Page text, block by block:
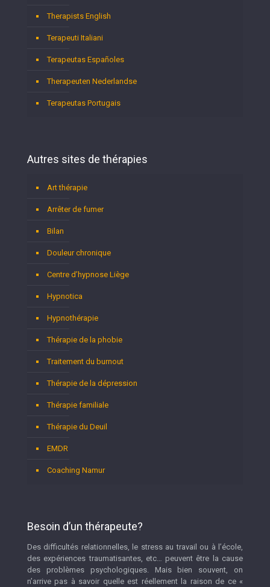
Therapists English
Terapeuti Italiani
Terapeutas Españoles
Therapeuten Nederlandse
Terapeutas Portugais
Autres sites de thérapies
Art thérapie
Arrêter de fumer
Bilan
Douleur chronique
Centre d’hypnose Liège
Hypnotica
Hypnothérapie
Thérapie de la phobie
Traitement du burnout
Thérapie de la dépression
Thérapie familiale
Thérapie du Deuil
EMDR
Coaching Namur
Besoin d’un thérapeute?
Des difficultés relationnelles, le stress au travail ou à l’école,
des expériences traumatisantes, etc… peuvent être la cause
des problèmes psychologiques. Mais bien souvent, on
n’arrive pas à savoir quelle est réellement la raison de ce «